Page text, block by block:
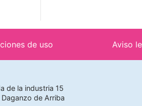
de uso Aviso
de la industria 15
de Arriba